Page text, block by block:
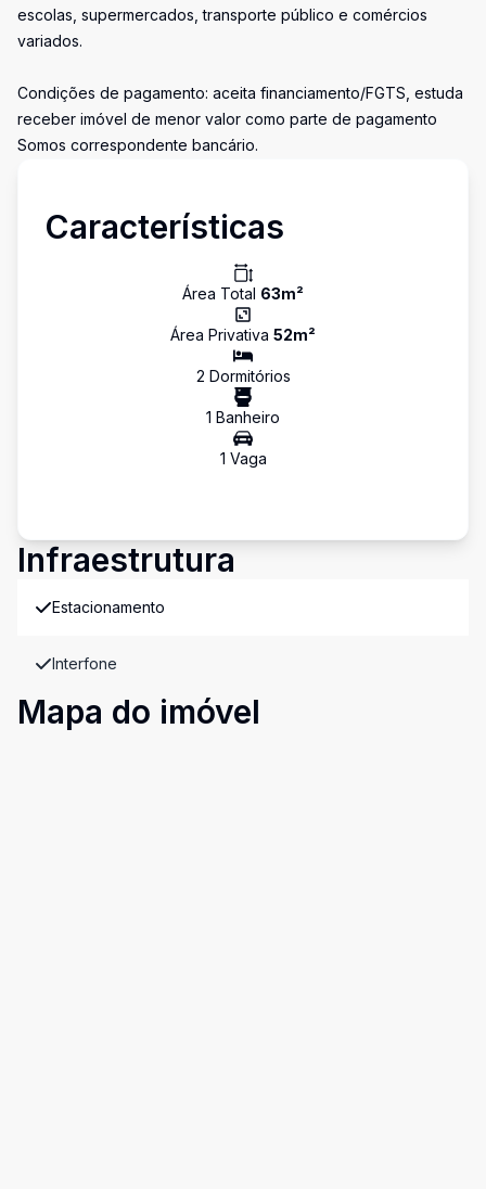
escolas, supermercados, transporte público e comércios
variados.
Condições de pagamento: aceita financiamento/FGTS, estuda
receber imóvel de menor valor como parte de pagamento
Somos correspondente bancário.
Características
Área Total 63m²
Área Privativa 52m²
2 Dormitórios
1 Banheiro
1 Vaga
Infraestrutura
Estacionamento
Interfone
Mapa do imóvel